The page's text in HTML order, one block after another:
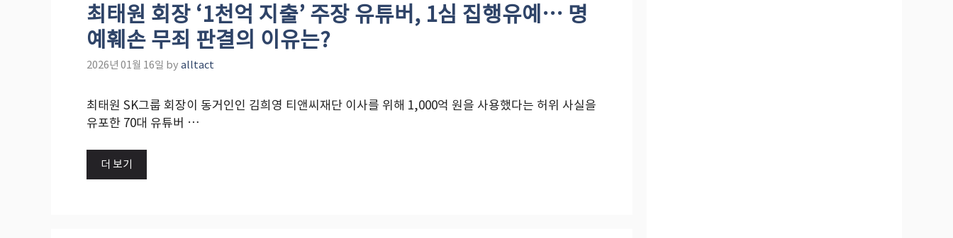
최태원 회장 ‘1천억 지출’ 주장 유튜버, 1심 집행유예… 명
예훼손 무죄 판결의 이유는?
2026년 01월 16일 by alltact
최태원 SK그룹 회장이 동거인인 김희영 티앤씨재단 이사를 위해 1,000억 원을 사용했다는 허위 사실을
유포한 70대 유튜버 …
더 보기